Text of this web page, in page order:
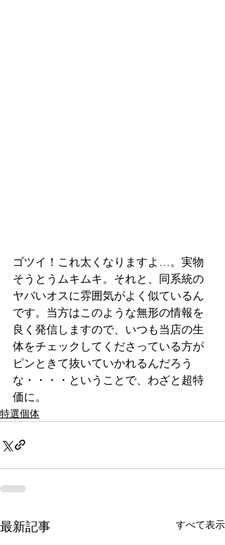
ゴツイ！これ太くなりますよ…。実物
そうとうムキムキ。それと、同系統の
ヤバいオスに雰囲気がよく似ているん
です。当方はこのような無形の情報を
良く発信しますので、いつも当店の生
体をチェックしてくださっている方が
ピンときて抜いていかれるんだろう
な・・・・ということで、わざと超特
価に。
特選個体
最新記事 すべて表示